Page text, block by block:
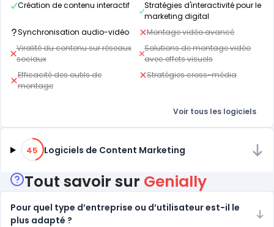
Création de contenu interactif
Stratégies d'interactivité pour le
marketing digital
Synchronisation audio-vidéo
Montage vidéo avancé
Viralité du contenu sur réseaux
sociaux
Solutions de montage vidéo
avec effets visuels
Efficacité des outils de
montage
Stratégies cross-média
Voir tous les logiciels
45% de compatibilité
45 Logiciels de Content Marketing
Tout savoir sur Genially
Pour quel type d’entreprise ou d’utilisateur est-il le
plus adapté ?